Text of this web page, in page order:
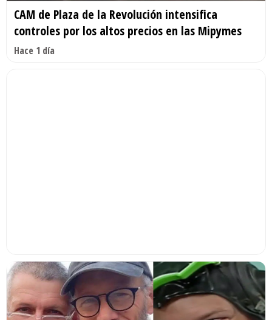
CAM de Plaza de la Revolución intensifica
controles por los altos precios en las Mipymes
Hace 1 día